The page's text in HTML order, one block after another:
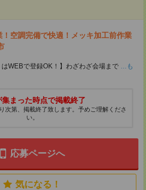
！空調完備で快適！メッキ加工前作業
はWEBで登録OK！】わざわざ会場まで ...も
集まった時点で掲載終了
次第、掲載終了致します。予めご理解くださ
い。
応募ページへ
気になる！